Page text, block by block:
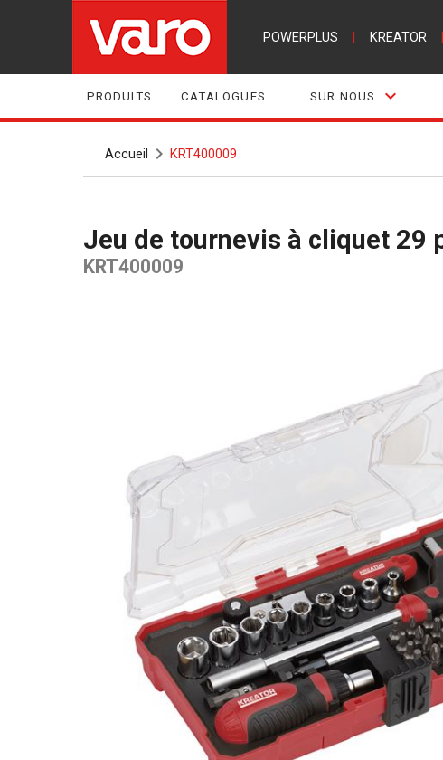
POWERPLUS KREATOR
PRODUITS CATALOGUES SUR NOUS
Accueil KRT400009
Jeu de tournevis à cliquet 29
KRT400009